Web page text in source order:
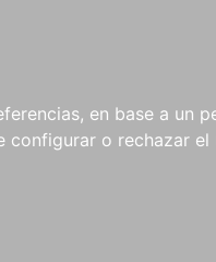
en base a un
configurar o rechazar